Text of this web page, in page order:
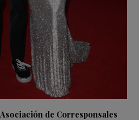
Asociación de Corresponsales